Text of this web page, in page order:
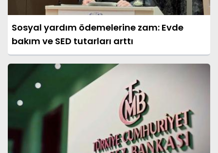
Sosyal yardım ödemelerine zam: Evde
bakım ve SED tutarları arttı